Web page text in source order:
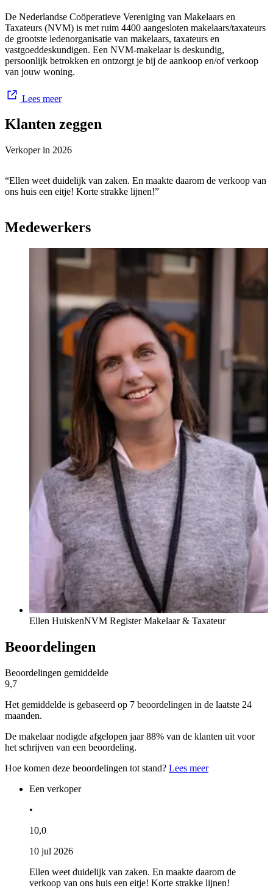
De Nederlandse Coöperatieve Vereniging van Makelaars en
Taxateurs (NVM) is met ruim 4400 aangesloten makelaars/taxateurs
de grootste ledenorganisatie van makelaars, taxateurs en
vastgoeddeskundigen. Een NVM-makelaar is deskundig,
persoonlijk betrokken en ontzorgt je bij de aankoop en/of verkoop
van jouw woning.
Lees meer
Klanten zeggen
Verkoper in 2026
“Ellen weet duidelijk van zaken. En maakte daarom de verkoop van
ons huis een eitje! Korte strakke lijnen!”
Medewerkers
Ellen HuiskenNVM Register Makelaar & Taxateur
Beoordelingen
Beoordelingen gemiddelde
9,7
Het gemiddelde is gebaseerd op 7 beoordelingen in de laatste 24
maanden.
De makelaar nodigde afgelopen jaar 88% van de klanten uit voor
het schrijven van een beoordeling.
Hoe komen deze beoordelingen tot stand? Lees meer
Een verkoper
•
10,0
10 jul 2026
Ellen weet duidelijk van zaken. En maakte daarom de
verkoop van ons huis een eitje! Korte strakke lijnen!